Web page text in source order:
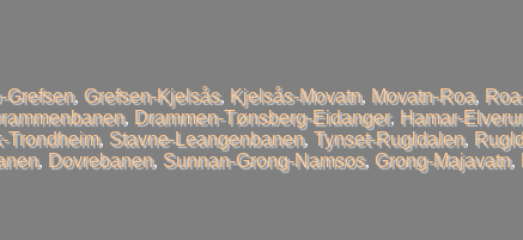
Grefsen, Grefsen-Kjelsås, Kjelsås-Movatn, Movatn-Roa,
, Drammen-Tønsberg-Eidanger, Hamar-
Trondheim, Stavne-Leangenbanen, Tynset-Rugldalen,
, Dovrebanen, Sunnan-Grong-Namsos, Grong-Majavatn,